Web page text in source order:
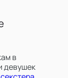
в
девушек